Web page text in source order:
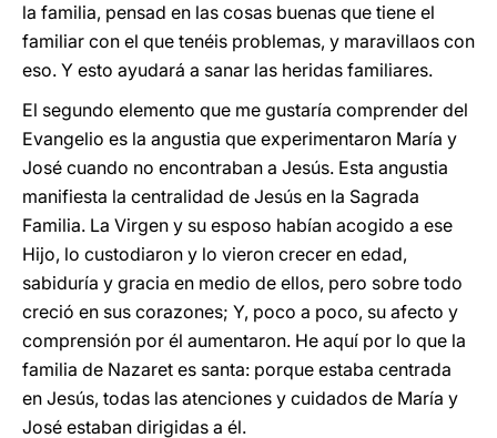
la familia, pensad en las cosas buenas que tiene el
familiar con el que tenéis problemas, y maravillaos con
eso. Y esto ayudará a sanar las heridas familiares.
El segundo elemento que me gustaría comprender del
Evangelio es la angustia que experimentaron María y
José cuando no encontraban a Jesús. Esta angustia
manifiesta la centralidad de Jesús en la Sagrada
Familia. La Virgen y su esposo habían acogido a ese
Hijo, lo custodiaron y lo vieron crecer en edad,
sabiduría y gracia en medio de ellos, pero sobre todo
creció en sus corazones; Y, poco a poco, su afecto y
comprensión por él aumentaron. He aquí por lo que la
familia de Nazaret es santa: porque estaba centrada
en Jesús, todas las atenciones y cuidados de María y
José estaban dirigidas a él.